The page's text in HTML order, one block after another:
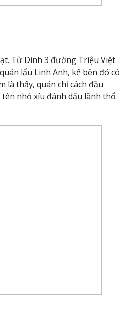
Từ Dinh 3 đường Triệu Việt
lẩu Linh Anh, kế bên đó có
là thấy, quán chỉ cách đầu
nhỏ xíu đánh dấu lãnh thổ